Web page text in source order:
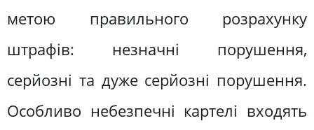
метою правильного розрахунку
штрафів: незначні порушення,
серйозні та дуже серйозні порушення.
Особливо небезпечні картелі входять